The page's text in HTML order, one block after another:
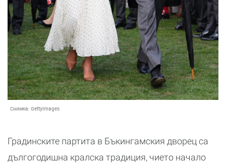
Снимка: GettyImages
Градинските партита в Бъкингамския дворец са
дългогодишна кралска традиция, чието начало